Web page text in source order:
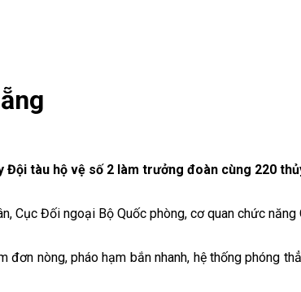
tàu hộ vệ số 2 làm trưởng đoàn cùng 220
Cục Đối ngoại Bộ Quốc phòng, cơ quan chức
nòng, pháo hạm bắn nhanh, hệ thống phóng